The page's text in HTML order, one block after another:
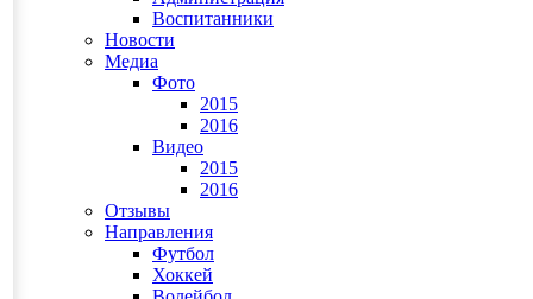
Воспитанники
Новости
Медиа
Фото
2015
2016
Видео
2015
2016
Отзывы
Направления
Футбол
Хоккей